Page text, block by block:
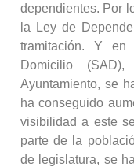
dependientes. Por
la Ley de
tramitación. Y
Domicilio
Ayuntamiento, se
ha conseguido
visibilidad a este
parte de la
de legislatura, se